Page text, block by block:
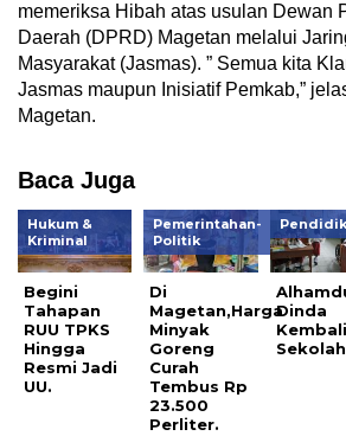
memeriksa Hibah atas usulan Dewan
Daerah (DPRD) Magetan melalui
Masyarakat (Jasmas). ” Semua kita
Jasmas maupun Inisiatif Pemkab,”
Magetan.
Baca Juga
Hukum &
Kriminal
Begini
Tahapan
RUU TPKS
Hingga
Resmi Jadi
UU.
Pemerintahan-
Politik
Di
Magetan,Harga
Minyak
Goreng
Curah
Tembus Rp
23.500
Perliter.
Dinda
Kembali
Sekolah